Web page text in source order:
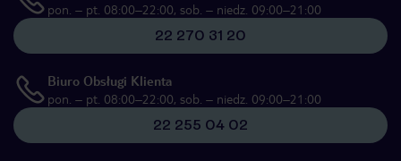
pon. – pt. 08:00–22:00, sob. – niedz. 09:00–21:00
22 270 31 20
Biuro Obsługi Klienta
pon. – pt. 08:00–22:00, sob. – niedz. 09:00–21:00
22 255 04 02